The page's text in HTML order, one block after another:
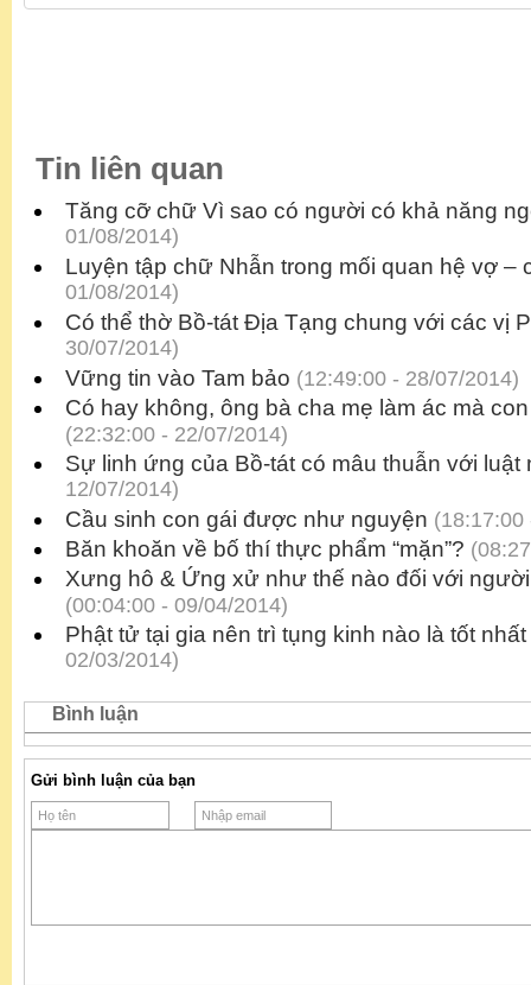
Tin liên quan
Tăng cỡ chữ Vì sao có người có khả năng
01/08/2014)
Luyện tập chữ Nhẫn trong mối quan hệ vợ –
01/08/2014)
Có thể thờ Bồ-tát Địa Tạng chung với các vị
30/07/2014)
Vững tin vào Tam bảo (12:49:00 - 28/07/2014)
Có hay không, ông bà cha mẹ làm ác mà
(22:32:00 - 22/07/2014)
Sự linh ứng của Bồ-tát có mâu thuẫn với luật
12/07/2014)
Cầu sinh con gái được như nguyện (18:17:00
Băn khoăn về bố thí thực phẩm “mặn”?
Xưng hô & Ứng xử như thế nào đối với
(00:04:00 - 09/04/2014)
Phật tử tại gia nên trì tụng kinh nào là tốt nhất
02/03/2014)
Bình luận
Gửi bình luận của bạn